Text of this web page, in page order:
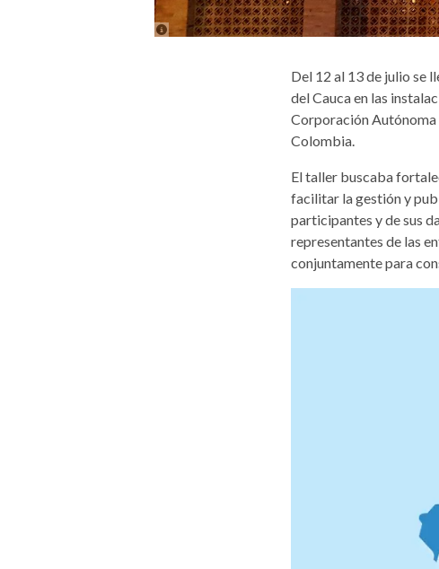
Del 12 al 13 de julio se
del Cauca en las
Corporación Autónoma
Colombia.
El taller buscaba
facilitar la gestión y
participantes y de sus
representantes de las
conjuntamente para